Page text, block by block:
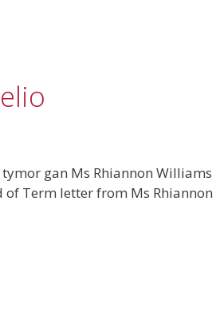
gan Ms Rhiannon Williams
of Term letter from Ms Rhiannon